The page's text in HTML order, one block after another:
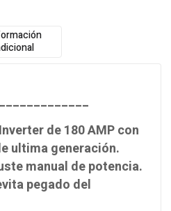
de 180 AMP con
ultima generación.
manual de potencia.
pegado del